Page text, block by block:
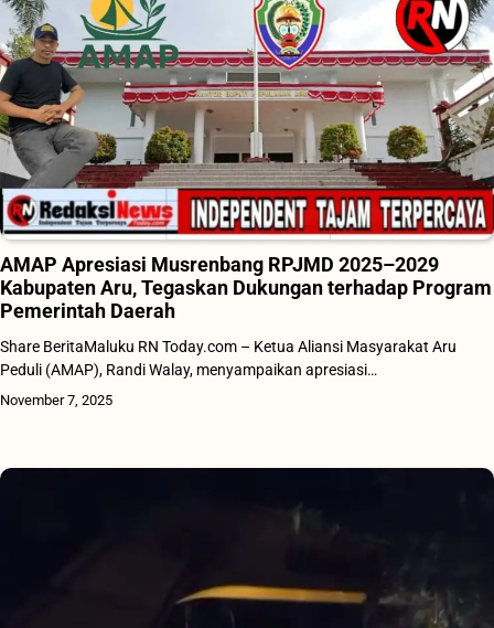
AMAP Apresiasi Musrenbang RPJMD 2025–2029
Kabupaten Aru, Tegaskan Dukungan terhadap Program
Pemerintah Daerah
Share BeritaMaluku RN Today.com – Ketua Aliansi Masyarakat Aru
Peduli (AMAP), Randi Walay, menyampaikan apresiasi…
November 7, 2025